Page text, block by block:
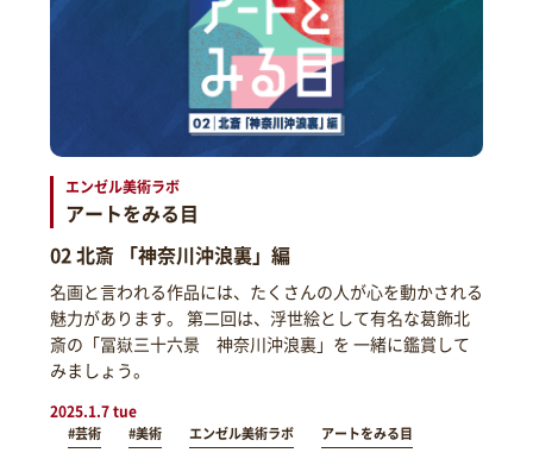
エンゼル美術ラボ
アートをみる目
02 北斎 「神奈川沖浪裏」編
名画と言われる作品には、たくさんの人が心を動かされる
魅力があります。 第二回は、浮世絵として有名な葛飾北
斎の「冨嶽三十六景 神奈川沖浪裏」を 一緒に鑑賞して
みましょう。
2025.1.7 tue
#芸術 #美術 エンゼル美術ラボ アートをみる目